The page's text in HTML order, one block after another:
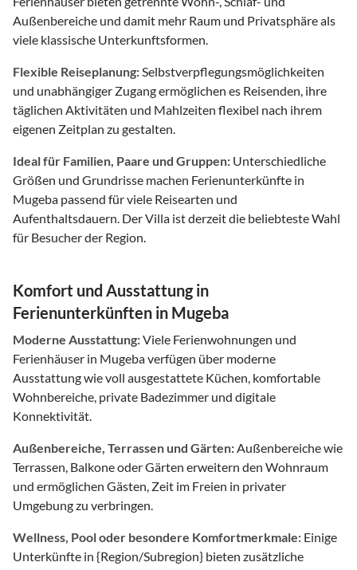
Außenbereiche und damit mehr Raum und Privatsphäre als
viele klassische Unterkunftsformen.
Flexible Reiseplanung:Selbstverpflegungsmöglichkeiten
und unabhängiger Zugang ermöglichen es Reisenden, ihre
täglichen Aktivitäten und Mahlzeiten flexibel nach ihrem
eigenen Zeitplan zu gestalten.
Ideal für Familien, Paare und Gruppen: Unterschiedliche
Größen und Grundrisse machen Ferienunterkünfte in
Mugeba passend für viele Reisearten und
Aufenthaltsdauern. Der Villa ist derzeit die beliebteste Wahl
für Besucher der Region.
Komfort und Ausstattung in
Ferienunterkünften in Mugeba
Moderne Ausstattung:Viele Ferienwohnungen und
Ferienhäuser in Mugeba verfügen über moderne
Ausstattung wie voll ausgestattete Küchen, komfortable
Wohnbereiche, private Badezimmer und digitale
Konnektivität.
Außenbereiche, Terrassen und Gärten:Außenbereiche wie
Terrassen, Balkone oder Gärten erweitern den Wohnraum
und ermöglichen Gästen, Zeit im Freien in privater
Umgebung zu verbringen.
Wellness, Pool oder besondere Komfortmerkmale: Einige
Unterkünfte in {Region/Subregion} bieten zusätzliche